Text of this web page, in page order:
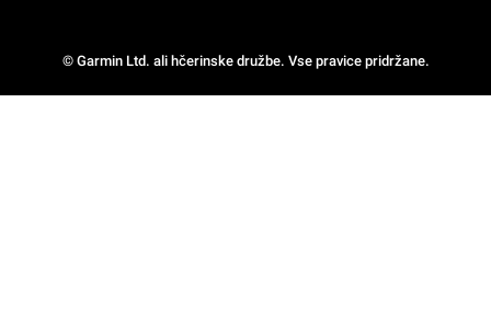
© Garmin Ltd. ali hčerinske družbe. Vse pravice pridržane.